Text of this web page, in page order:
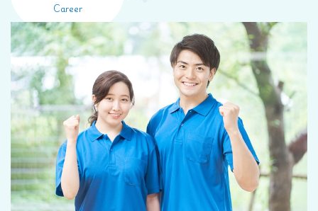
Career